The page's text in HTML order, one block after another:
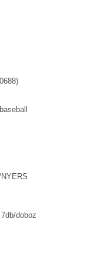
doboz